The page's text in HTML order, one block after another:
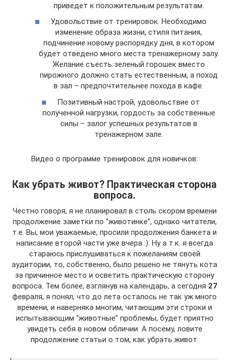
приведет к положительным результатам.
Удовольствие от тренировок. Необходимо
изменение образа жизни, стиля питания,
подчинение новому распорядку дня, в котором
будет отведено много места тренажерному залу.
Желание съесть зеленый горошек вместо
пирожного должно стать естественным, а поход
в зал – предпочтительнее похода в кафе.
Позитивный настрой, удовольствие от
полученной нагрузки, гордость за собственные
силы – залог успешных результатов в
тренажерном зале.
Видео о программе тренировок для новичков:
Как убрать живот? Практическая сторона
вопроса.
Честно говоря, я не планировал в столь скором времени
продолжение заметки по “животинке”, однако читатели,
т.е. Вы, мои уважаемые, просили продолжения банкета и
написание второй части уже вчера :). Ну а т.к. я всегда
стараюсь прислушиваться к пожеланиям своей
аудитории, то, собственно, было решено не тянуть кота
за причинное место и осветить практическую сторону
вопроса. Тем более, взглянув на календарь, а сегодня 27
февраля, я понял, что до лета осталось не так уж много
времени, и наверняка многим, читающим эти строки и
испытывающим “животные” проблемы, будет приятно
увидеть себя в новом обличии. А посему, ловите
продолжение статьи о том, как убрать живот.